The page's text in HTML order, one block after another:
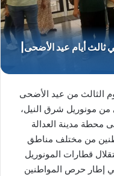
الثالث من عيد الأضحى
مونوريل شرق النيل،
مدينة العدالة
من مختلف مناطق
قطارات المونوريل
في إطار حرص المواطنين